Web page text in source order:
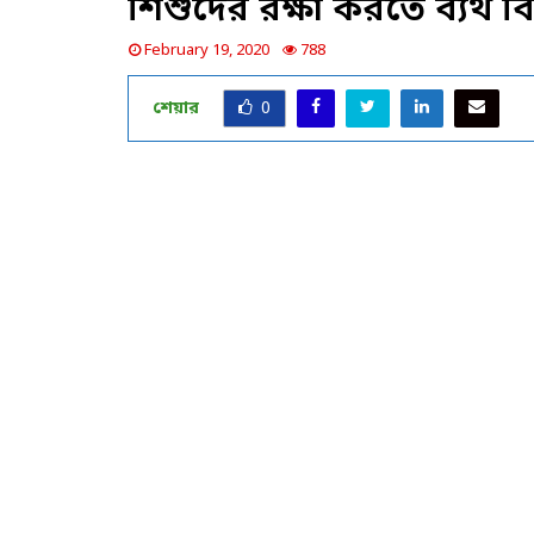
শিশুদের রক্ষা করতে ব্যর্থ
February 19, 2020 788
শেয়ার 0